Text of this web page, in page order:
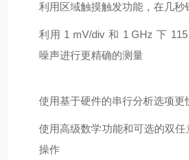
利用区域触摸触发功能，在几秒
利用 1 mV/div 和 1 GHz 下
噪声进行更精确的测量
使用基于硬件的串行分析选项更
使用高级数学功能和可选的双任
操作